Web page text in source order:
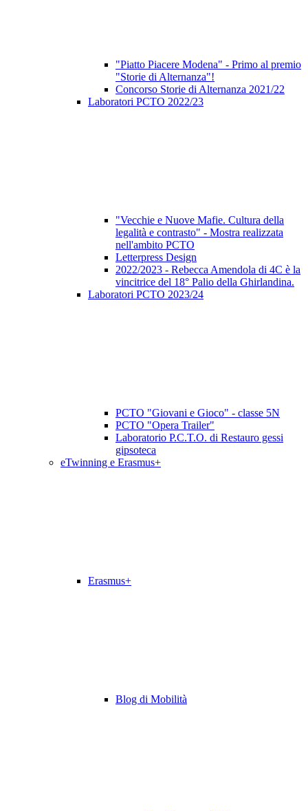
"Piatto Piacere Modena" - Primo al premio
"Storie di Alternanza"!
Concorso Storie di Alternanza 2021/22
Laboratori PCTO 2022/23
"Vecchie e Nuove Mafie. Cultura della
legalità e contrasto" - Mostra realizzata
nell'ambito PCTO
Letterpress Design
2022/2023 - Rebecca Amendola di 4C è la
vincitrice del 18° Palio della Ghirlandina.
Laboratori PCTO 2023/24
PCTO "Giovani e Gioco" - classe 5N
PCTO "Opera Trailer"
Laboratorio P.C.T.O. di Restauro gessi
gipsoteca
eTwinning e Erasmus+
Erasmus+
Blog di Mobilità